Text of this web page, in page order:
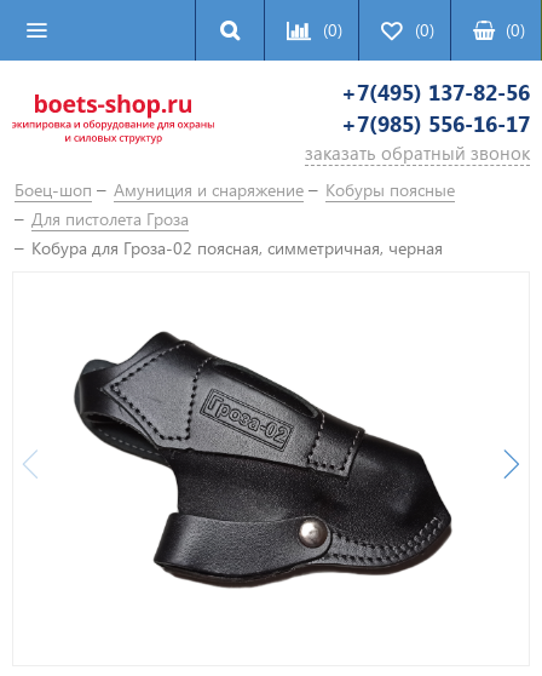
(0) (0) (0)
+7(495) 137-82-56
+7(985) 556-16-17
заказать обратный звонок
Боец-шоп Амуниция и снаряжение
Кобуры поясные
Для пистолета Гроза
Кобура для Гроза-02 поясная, симметричная, черная